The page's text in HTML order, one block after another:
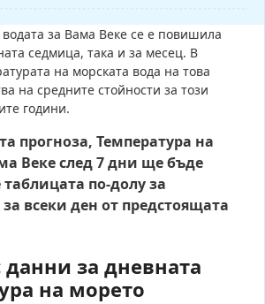
за Вама Веке се е повишила
седмица, така и за месец. В
на морската вода на това
на средните стойности за този
години.
прогноза, Температура на
Веке след 7 дни ще бъде
таблицата по-долу за
всеки ден от предстоящата
данни за дневната
на морето